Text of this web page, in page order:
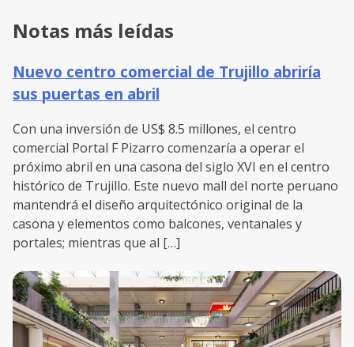
Notas más leídas
Nuevo centro comercial de Trujillo abriría
sus puertas en abril
Con una inversión de US$ 8.5 millones, el centro
comercial Portal F Pizarro comenzaría a operar el
próximo abril en una casona del siglo XVI en el centro
histórico de Trujillo. Este nuevo mall del norte peruano
mantendrá el diseño arquitectónico original de la
casona y elementos como balcones, ventanales y
portales; mientras que al […]